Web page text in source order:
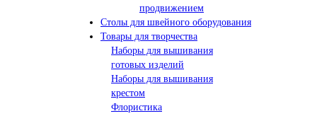
продвижением
Столы для швейного оборудования
Товары для творчества
Наборы для вышивания
готовых изделий
Наборы для вышивания
крестом
Флористика